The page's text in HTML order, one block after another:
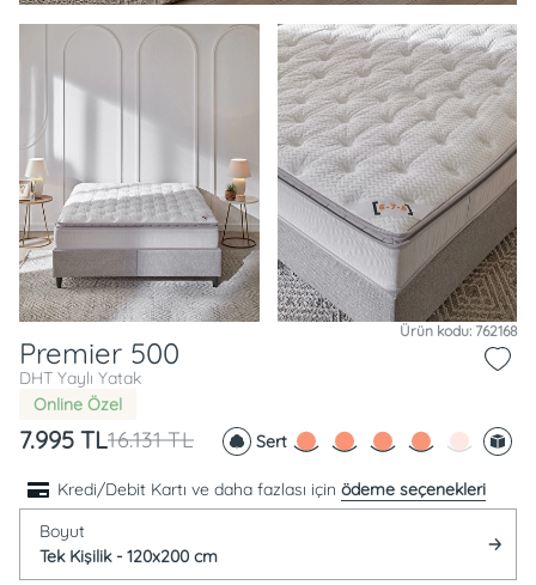
Ürün kodu: 762168
Premier 500
DHT Yaylı Yatak
Online Özel
16.131 TL
7.995 TL Sert
Kredi/Debit Kartı ve daha fazlası için ödeme seçenekleri
Boyut
Tek Kişilik - 120x200 cm